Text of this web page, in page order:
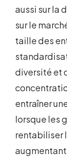
aussi sur la
sur le
taille des
diversité et
entraîner
lorsque les
rentabiliser